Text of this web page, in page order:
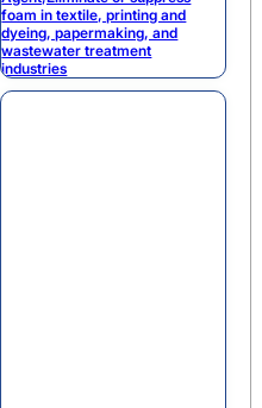
foam in textile, printing and
dyeing, papermaking, and
wastewater treatment
industries